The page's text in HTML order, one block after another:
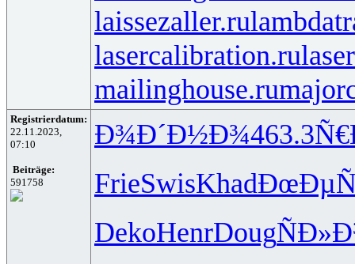
laissezaller.ru
lasercalibration.ru
mailinghouse.ru
Registrierdatum:
22.11.2023,
07:10
Beiträge:
591758
Ð¾Ð´Ð½Ð¾463.3
FrieSwisKhad
DekoHenrDoug